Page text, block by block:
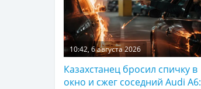
10:42, 6 августа 2026
Казахстанец бросил спичку в
окно и сжег соседний Audi A6: